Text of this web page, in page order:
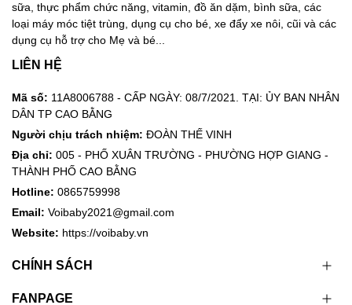
sữa, thực phẩm chức năng, vitamin, đồ ăn dặm, bình sữa, các
loại máy móc tiệt trùng, dụng cụ cho bé, xe đẩy xe nôi, cũi và các
dụng cụ hỗ trợ cho Mẹ và bé...
LIÊN HỆ
Mã số: 11A8006788 - CẤP NGÀY: 08/7/2021. TẠI: ỦY BAN NHÂN
DÂN TP CAO BẰNG
Người chịu trách nhiệm: ĐOÀN THẾ VINH
Địa chỉ: 005 - PHỐ XUÂN TRƯỜNG - PHƯỜNG HỢP GIANG -
THÀNH PHỐ CAO BẰNG
Hotline: 0865759998
Email: Voibaby2021@gmail.com
Website: https://voibaby.vn
CHÍNH SÁCH
FANPAGE